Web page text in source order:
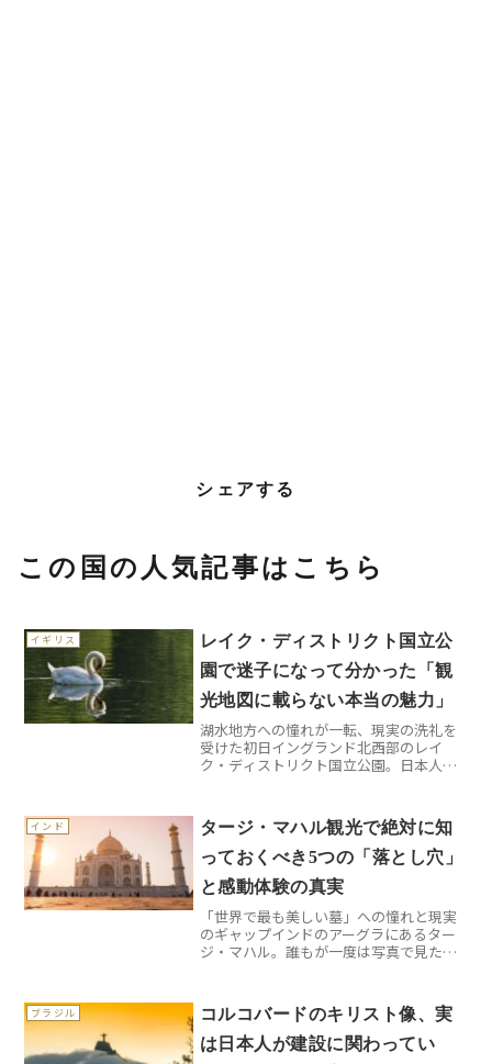
シェアする
この国の人気記事はこちら
イギリス
レイク・ディストリクト国立公
園で迷子になって分かった「観
光地図に載らない本当の魅力」
湖水地方への憧れが一転、現実の洗礼を
受けた初日イングランド北西部のレイ
ク・ディストリクト国立公園。日本人に
私も例外ではありませんでした。ところ
が、マンチェスター空港から...
インド
タージ・マハル観光で絶対に知
っておくべき5つの「落とし穴」
と感動体験の真実
「世界で最も美しい墓」への憧れと現実
のギャップインドのアーグラにあるター
ジ・マハル。誰もが一度は写真で見たこ
なかった」という驚きの連続でした。私
が初めて足を踏み入れた時...
ブラジル
コルコバードのキリスト像、実
は日本人が建設に関わってい